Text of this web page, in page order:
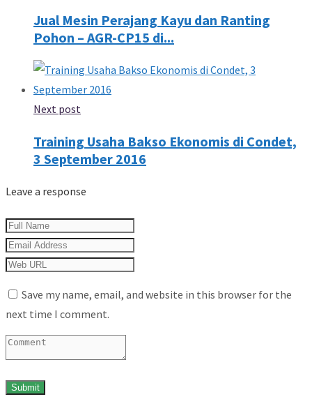
Jual Mesin Perajang Kayu dan Ranting
Pohon – AGR-CP15 di...
Next post
Training Usaha Bakso Ekonomis di Condet,
3 September 2016
Leave a response
Save my name, email, and website in this browser for the
next time I comment.